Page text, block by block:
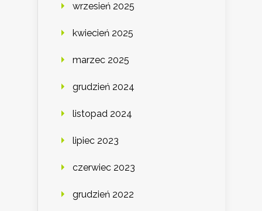
wrzesień 2025
kwiecień 2025
marzec 2025
grudzień 2024
listopad 2024
lipiec 2023
czerwiec 2023
grudzień 2022